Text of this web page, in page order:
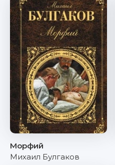
Морфий
Михаил Булгаков